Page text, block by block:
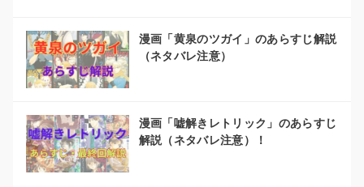
漫画「黄泉のツガイ」のあらすじ解説
（ネタバレ注意）
漫画「嘘解きレトリック」のあらすじ
解説（ネタバレ注意）！